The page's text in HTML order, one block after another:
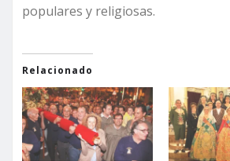
populares y religiosas.
Relacionado